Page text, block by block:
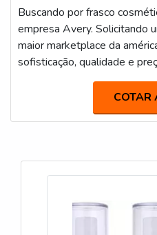
Buscando por frasco
empresa Avery. Solicitando
maior marketplace da
sofisticação, qualidade e
lugar.Quando a temática é
com os profissionais da
excelente custo-benefício
especializadas no
a garantir a qualidade e
produtos ineficazes. Assim,
COTAR